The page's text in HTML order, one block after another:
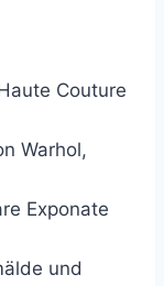
Couture
Warhol,
Exponate
und